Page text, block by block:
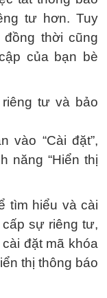
tư hơn. Tuy
thời cũng
của bạn bè
vào “Cài đặt”,
năng “Hiển thị
tìm hiểu và cài
sự riêng tư,
đặt mã khóa
thị thông báo